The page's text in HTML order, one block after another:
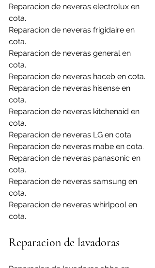
Reparacion de neveras electrolux en
cota.
Reparacion de neveras frigidaire en
cota.
Reparacion de neveras general en
cota.
Reparacion de neveras haceb en cota.
Reparacion de neveras hisense en
cota.
Reparacion de neveras kitchenaid en
cota.
Reparacion de neveras LG en cota.
Reparacion de neveras mabe en cota.
Reparacion de neveras panasonic en
cota.
Reparacion de neveras samsung en
cota.
Reparacion de neveras whirlpool en
cota.
Reparacion de lavadoras